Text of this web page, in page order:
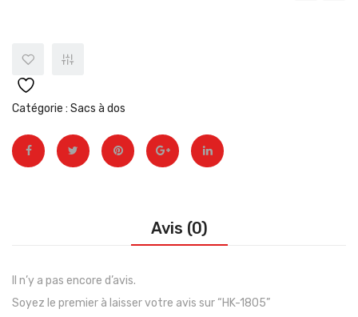
Catégorie : Sacs à dos
Avis (0)
Il n’y a pas encore d’avis.
Soyez le premier à laisser votre avis sur “HK-1805”